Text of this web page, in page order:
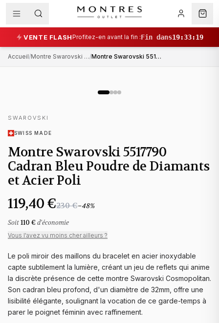
VENTE FLASHProfitez-en avant la fin :Fin dans19:33:19
Accueil/ Montre Swarovski femme/ Montre Swarovski 5517790 Cadran Bleu Poudre de Diamants et Acier Poli
SWAROVSKI
SWISS MADE
Montre Swarovski 5517790
Cadran Bleu Poudre de Diamants
et Acier Poli
119,40 €230 €−48%
Soit110 € d'économie
Vous l'avez vu moins cher ailleurs ?
Le poli miroir des maillons du bracelet en acier inoxydable
capte subtilement la lumière, créant un jeu de reflets qui anime
la discrète présence de cette montre Swarovski Cosmopolitan.
Son cadran bleu profond, d'un diamètre de 32mm, offre une
lisibilité élégante, soulignant la vocation de ce garde-temps à
parer le poignet féminin avec raffinement.